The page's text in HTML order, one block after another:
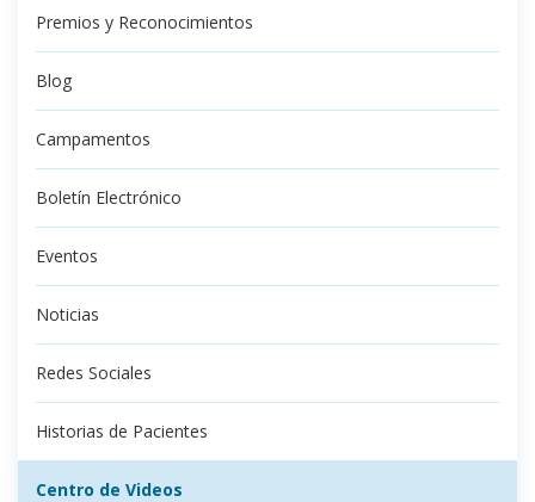
Premios y Reconocimientos
Blog
Campamentos
Boletín Electrónico
Eventos
Noticias
Redes Sociales
Historias de Pacientes
Centro de Videos